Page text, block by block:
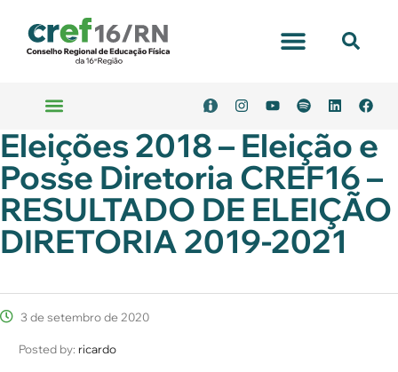
Eleições 2018 – Eleição e
Posse Diretoria CREF16 –
RESULTADO DE ELEIÇÃO
DIRETORIA 2019-2021
3 de setembro de 2020
Posted by: ricardo